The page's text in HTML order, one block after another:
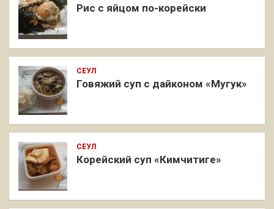
Рис с яйцом по-корейски
СЕУЛ
Говяжий суп с дайконом «Мугук»
СЕУЛ
Корейский суп «Кимчитиге»